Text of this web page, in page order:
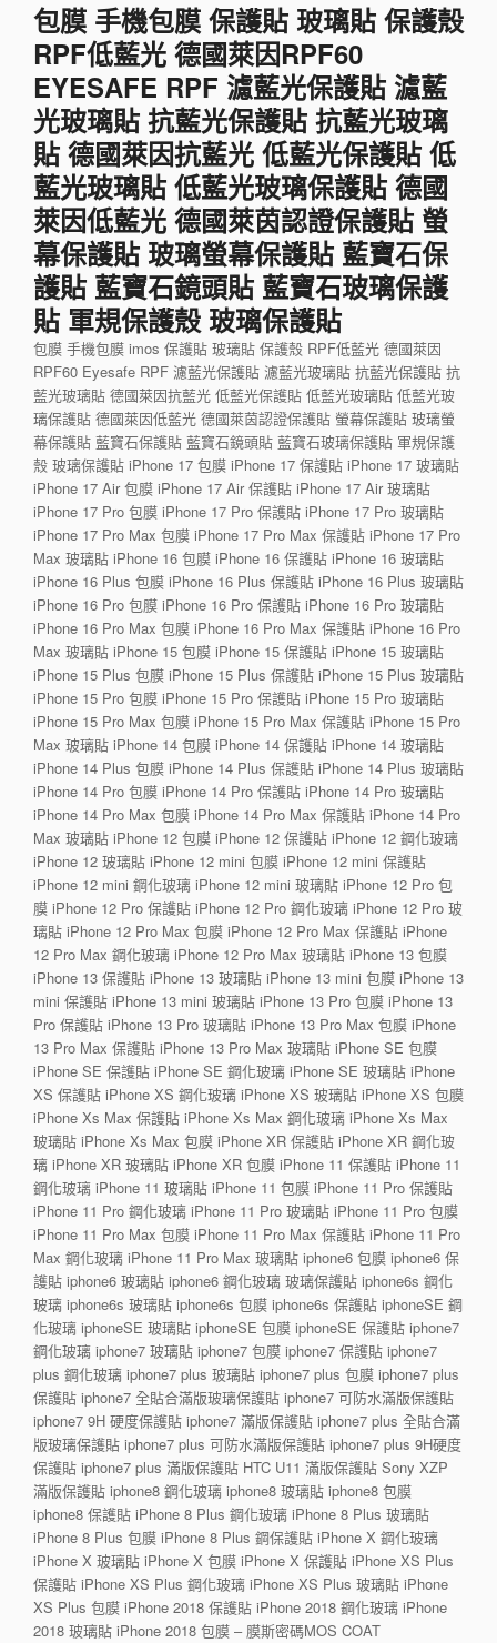
包膜 手機包膜 保護貼 玻璃貼 保護殼
RPF低藍光 德國萊因RPF60
EYESAFE RPF 濾藍光保護貼 濾藍
光玻璃貼 抗藍光保護貼 抗藍光玻璃
貼 德國萊因抗藍光 低藍光保護貼 低
藍光玻璃貼 低藍光玻璃保護貼 德國
萊因低藍光 德國萊茵認證保護貼 螢
幕保護貼 玻璃螢幕保護貼 藍寶石保
護貼 藍寶石鏡頭貼 藍寶石玻璃保護
貼 軍規保護殼 玻璃保護貼
包膜 手機包膜 imos 保護貼 玻璃貼 保護殼 RPF低藍光 德國萊因
RPF60 Eyesafe RPF 濾藍光保護貼 濾藍光玻璃貼 抗藍光保護貼 抗
藍光玻璃貼 德國萊因抗藍光 低藍光保護貼 低藍光玻璃貼 低藍光玻
璃保護貼 德國萊因低藍光 德國萊茵認證保護貼 螢幕保護貼 玻璃螢
幕保護貼 藍寶石保護貼 藍寶石鏡頭貼 藍寶石玻璃保護貼 軍規保護
殼 玻璃保護貼 iPhone 17 包膜 iPhone 17 保護貼 iPhone 17 玻璃貼
iPhone 17 Air 包膜 iPhone 17 Air 保護貼 iPhone 17 Air 玻璃貼
iPhone 17 Pro 包膜 iPhone 17 Pro 保護貼 iPhone 17 Pro 玻璃貼
iPhone 17 Pro Max 包膜 iPhone 17 Pro Max 保護貼 iPhone 17 Pro
Max 玻璃貼 iPhone 16 包膜 iPhone 16 保護貼 iPhone 16 玻璃貼
iPhone 16 Plus 包膜 iPhone 16 Plus 保護貼 iPhone 16 Plus 玻璃貼
iPhone 16 Pro 包膜 iPhone 16 Pro 保護貼 iPhone 16 Pro 玻璃貼
iPhone 16 Pro Max 包膜 iPhone 16 Pro Max 保護貼 iPhone 16 Pro
Max 玻璃貼 iPhone 15 包膜 iPhone 15 保護貼 iPhone 15 玻璃貼
iPhone 15 Plus 包膜 iPhone 15 Plus 保護貼 iPhone 15 Plus 玻璃貼
iPhone 15 Pro 包膜 iPhone 15 Pro 保護貼 iPhone 15 Pro 玻璃貼
iPhone 15 Pro Max 包膜 iPhone 15 Pro Max 保護貼 iPhone 15 Pro
Max 玻璃貼 iPhone 14 包膜 iPhone 14 保護貼 iPhone 14 玻璃貼
iPhone 14 Plus 包膜 iPhone 14 Plus 保護貼 iPhone 14 Plus 玻璃貼
iPhone 14 Pro 包膜 iPhone 14 Pro 保護貼 iPhone 14 Pro 玻璃貼
iPhone 14 Pro Max 包膜 iPhone 14 Pro Max 保護貼 iPhone 14 Pro
Max 玻璃貼 iPhone 12 包膜 iPhone 12 保護貼 iPhone 12 鋼化玻璃
iPhone 12 玻璃貼 iPhone 12 mini 包膜 iPhone 12 mini 保護貼
iPhone 12 mini 鋼化玻璃 iPhone 12 mini 玻璃貼 iPhone 12 Pro 包
膜 iPhone 12 Pro 保護貼 iPhone 12 Pro 鋼化玻璃 iPhone 12 Pro 玻
璃貼 iPhone 12 Pro Max 包膜 iPhone 12 Pro Max 保護貼 iPhone
12 Pro Max 鋼化玻璃 iPhone 12 Pro Max 玻璃貼 iPhone 13 包膜
iPhone 13 保護貼 iPhone 13 玻璃貼 iPhone 13 mini 包膜 iPhone 13
mini 保護貼 iPhone 13 mini 玻璃貼 iPhone 13 Pro 包膜 iPhone 13
Pro 保護貼 iPhone 13 Pro 玻璃貼 iPhone 13 Pro Max 包膜 iPhone
13 Pro Max 保護貼 iPhone 13 Pro Max 玻璃貼 iPhone SE 包膜
iPhone SE 保護貼 iPhone SE 鋼化玻璃 iPhone SE 玻璃貼 iPhone
XS 保護貼 iPhone XS 鋼化玻璃 iPhone XS 玻璃貼 iPhone XS 包膜
iPhone Xs Max 保護貼 iPhone Xs Max 鋼化玻璃 iPhone Xs Max
玻璃貼 iPhone Xs Max 包膜 iPhone XR 保護貼 iPhone XR 鋼化玻
璃 iPhone XR 玻璃貼 iPhone XR 包膜 iPhone 11 保護貼 iPhone 11
鋼化玻璃 iPhone 11 玻璃貼 iPhone 11 包膜 iPhone 11 Pro 保護貼
iPhone 11 Pro 鋼化玻璃 iPhone 11 Pro 玻璃貼 iPhone 11 Pro 包膜
iPhone 11 Pro Max 包膜 iPhone 11 Pro Max 保護貼 iPhone 11 Pro
Max 鋼化玻璃 iPhone 11 Pro Max 玻璃貼 iphone6 包膜 iphone6 保
護貼 iphone6 玻璃貼 iphone6 鋼化玻璃 玻璃保護貼 iphone6s 鋼化
玻璃 iphone6s 玻璃貼 iphone6s 包膜 iphone6s 保護貼 iphoneSE 鋼
化玻璃 iphoneSE 玻璃貼 iphoneSE 包膜 iphoneSE 保護貼 iphone7
鋼化玻璃 iphone7 玻璃貼 iphone7 包膜 iphone7 保護貼 iphone7
plus 鋼化玻璃 iphone7 plus 玻璃貼 iphone7 plus 包膜 iphone7 plus
保護貼 iphone7 全貼合滿版玻璃保護貼 iphone7 可防水滿版保護貼
iphone7 9H 硬度保護貼 iphone7 滿版保護貼 iphone7 plus 全貼合滿
版玻璃保護貼 iphone7 plus 可防水滿版保護貼 iphone7 plus 9H硬度
保護貼 iphone7 plus 滿版保護貼 HTC U11 滿版保護貼 Sony XZP
滿版保護貼 iphone8 鋼化玻璃 iphone8 玻璃貼 iphone8 包膜
iphone8 保護貼 iPhone 8 Plus 鋼化玻璃 iPhone 8 Plus 玻璃貼
iPhone 8 Plus 包膜 iPhone 8 Plus 鋼保護貼 iPhone X 鋼化玻璃
iPhone X 玻璃貼 iPhone X 包膜 iPhone X 保護貼 iPhone XS Plus
保護貼 iPhone XS Plus 鋼化玻璃 iPhone XS Plus 玻璃貼 iPhone
XS Plus 包膜 iPhone 2018 保護貼 iPhone 2018 鋼化玻璃 iPhone
2018 玻璃貼 iPhone 2018 包膜 – 膜斯密碼MOS COAT